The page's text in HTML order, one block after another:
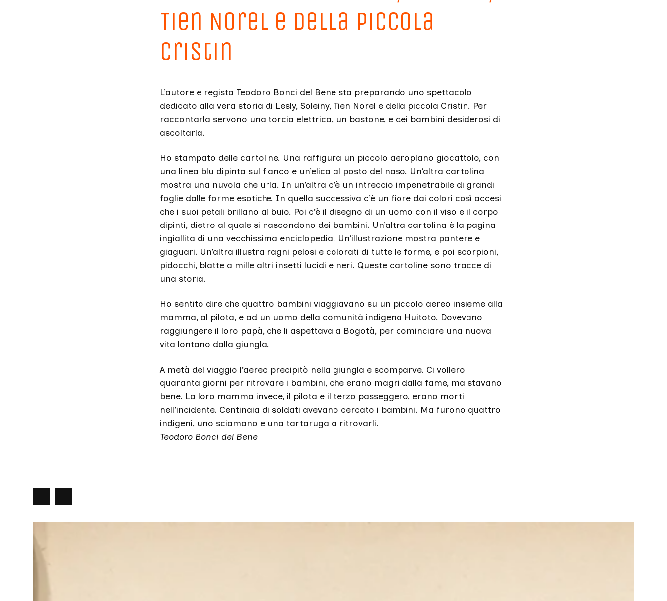
Tien Norel e della piccola
Cristin
L’autore e regista Teodoro Bonci del Bene sta preparando uno spettacolo
dedicato alla vera storia di Lesly, Soleiny, Tien Norel e della piccola Cristin. Per
raccontarla servono una torcia elettrica, un bastone, e dei bambini desiderosi di
ascoltarla.
Ho stampato delle cartoline. Una raffigura un piccolo aeroplano giocattolo, con
una linea blu dipinta sul fianco e un’elica al posto del naso. Un’altra cartolina
mostra una nuvola che urla. In un’altra c’è un intreccio impenetrabile di grandi
foglie dalle forme esotiche. In quella successiva c’è un fiore dai colori così accesi
che i suoi petali brillano al buio. Poi c’è il disegno di un uomo con il viso e il corpo
dipinti, dietro al quale si nascondono dei bambini. Un’altra cartolina è la pagina
ingiallita di una vecchissima enciclopedia. Un’illustrazione mostra pantere e
giaguari. Un’altra illustra ragni pelosi e colorati di tutte le forme, e poi scorpioni,
pidocchi, blatte a mille altri insetti lucidi e neri. Queste cartoline sono tracce di
una storia.
Ho sentito dire che quattro bambini viaggiavano su un piccolo aereo insieme alla
mamma, al pilota, e ad un uomo della comunità indigena Huitoto. Dovevano
raggiungere il loro papà, che li aspettava a Bogotà, per cominciare una nuova
vita lontano dalla giungla.
A metà del viaggio l’aereo precipitò nella giungla e scomparve. Ci vollero
quaranta giorni per ritrovare i bambini, che erano magri dalla fame, ma stavano
bene. La loro mamma invece, il pilota e il terzo passeggero, erano morti
nell’incidente. Centinaia di soldati avevano cercato i bambini. Ma furono quattro
indigeni, uno sciamano e una tartaruga a ritrovarli.
Teodoro Bonci del Bene
successiva